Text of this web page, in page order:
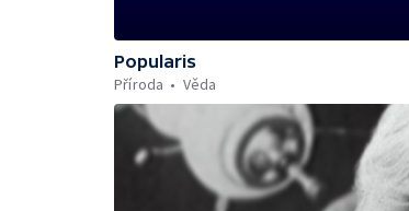
Popularis
Příroda
Věda